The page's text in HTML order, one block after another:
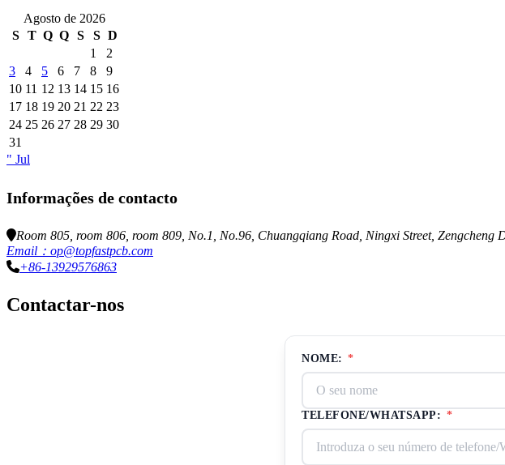
Agosto de 2026
S
T Q Q S S D
1
2
3
4 5 6 7 8
9
10 11 12 13 14 15 16
17 18 19 20 21 22 23
24 25 26 27 28 29 30
31
" Jul
Informações de contacto
Room 805, room 806, room 809, No.1, No.96, Chuangqiang Road, Ningxi Street,
Email：op@topfastpcb.com
+86-13929576863
Contactar-nos
NOME: *
TELEFONE/WHATSAPP: *